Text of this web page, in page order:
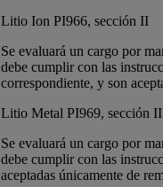
Litio Ion PI966, sección II
Se evaluará un cargo por
debe cumplir con las
correspondiente, y son
Litio Metal PI969, sección II
Se evaluará un cargo por
debe cumplir con las
aceptadas únicamente de